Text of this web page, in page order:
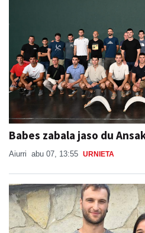
Babes zabala jaso du
Aiurri abu 07, 13:55 URNIETA